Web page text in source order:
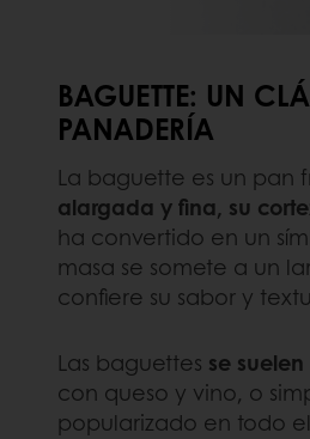
BAGUETTE: UN
PANADERÍA
La baguette es un pan
alargada y fina, su
ha convertido en un
masa se somete a un
confiere su sabor y
Las baguettes se
con queso y vino, o
popularizado en todo